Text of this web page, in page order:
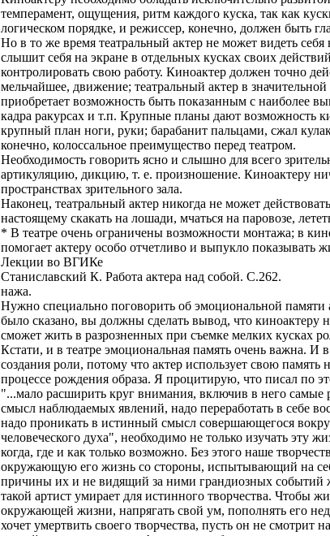
темперамент, ощущения, ритм каждого куска, так как
логическом порядке, и режиссер, конечно, должен быть
Но в то же время театральный актер не может видеть
слышит себя на экране в отдельных кусках своих
контролировать свою работу. Киноактер должен точно
мельчайшее, движение; театральный актер в
приобретает возможность быть показанным с наиболее
кадра ракурсах и т.п. Крупные планы дают возможность
крупный план ноги, руки; барабанит пальцами, сжал
конечно, колоссальное преимущество перед театром.
Необходимость говорить ясно и слышно для всего
артикуляцию, дикцию, т. е. произношение. Киноактеру
пространствах зрительного зала.
Наконец, театральный актер никогда не может
настоящему скакать на лошади, мчаться на паровозе,
* В театре очень ограничены возможности монтажа; в
помогает актеру особо отчетливо и выпукло показывать
Лекции во ВГИКе
Станиславский К. Работа актера над собой. С.262.
нажа.
Нужно специально поговорить об эмоциональной
было сказано, вы должны сделать вывод, что киноактеру
сможет жить в разрозненных при съемке мелких кусках
Кстати, и в театре эмоциональная память очень важна. И
создания роли, потому что актер использует свою
процессе рождения образа. Я процитирую, что писал по
"...мало расширить круг внимания, включив в него
смысл наблюдаемых явлений, надо переработать в себе
надо проникать в истинный смысл совершающегося
человеческого духа", необходимо не только изучать эту
когда, где и как только возможно. Без этого наше
окружающую его жизнь со стороны, испытывающий на
причины их и не видящий за ними грандиозных
такой артист умирает для истинного творчества. Чтобы
окружающей жизни, напрягать свой ум, пополнять его
хочет умертвить своего творчества, пусть он не